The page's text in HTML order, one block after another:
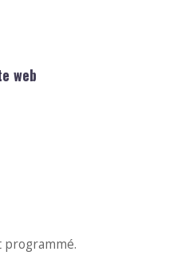
web
programmé.